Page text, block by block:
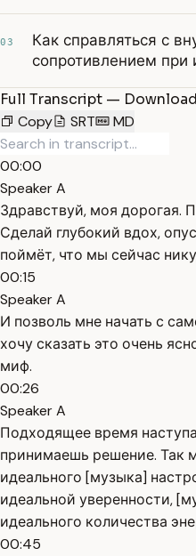
03
Как справляться с
сопротивлением при
Full Transcript —
Copy
SRT MD
00:00
Speaker A
Здравствуй, моя дорогая.
Сделай глубокий вдох,
поймёт, что мы сейчас
00:15
Speaker A
И позволь мне начать с
хочу сказать это очень
миф.
00:26
Speaker A
Подходящее время
принимаешь решение. Так
идеального [музыка]
идеальной уверенности,
идеального количества
00:45